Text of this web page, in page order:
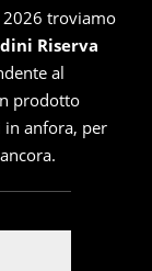
2026 troviamo
Riserva
al
prodotto
in anfora, per